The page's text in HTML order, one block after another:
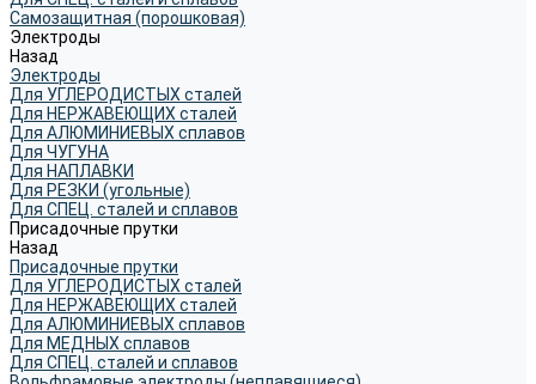
Самозащитная (порошковая)
Электроды
Назад
Электроды
Для УГЛЕРОДИСТЫХ сталей
Для НЕРЖАВЕЮЩИХ сталей
Для АЛЮМИНИЕВЫХ сплавов
Для ЧУГУНА
Для НАПЛАВКИ
Для РЕЗКИ (угольные)
Для СПЕЦ. сталей и сплавов
Присадочные прутки
Назад
Присадочные прутки
Для УГЛЕРОДИСТЫХ сталей
Для НЕРЖАВЕЮЩИХ сталей
Для АЛЮМИНИЕВЫХ сплавов
Для МЕДНЫХ сплавов
Для СПЕЦ. сталей и сплавов